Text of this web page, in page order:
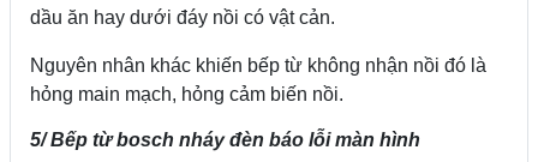
dầu ăn hay dưới đáy nồi có vật cản.
Nguyên nhân khác khiến bếp từ không nhận nồi đó là
hỏng main mạch, hỏng cảm biến nồi.
5/ Bếp từ bosch nháy đèn báo lỗi màn hình